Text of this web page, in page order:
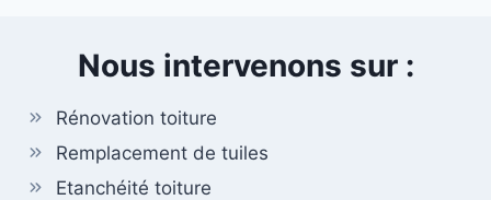
Nous intervenons sur :
Rénovation toiture
Remplacement de tuiles
Etanchéité toiture